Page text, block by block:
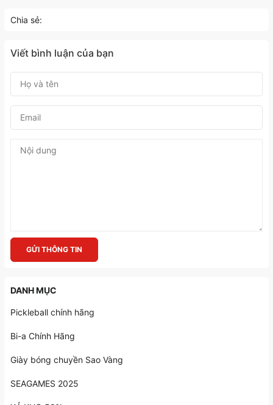
Chia sẻ:
Viết bình luận của bạn
GỬI THÔNG TIN
DANH MỤC
Pickleball chính hãng
Bi-a Chính Hãng
Giày bóng chuyền Sao Vàng
SEAGAMES 2025